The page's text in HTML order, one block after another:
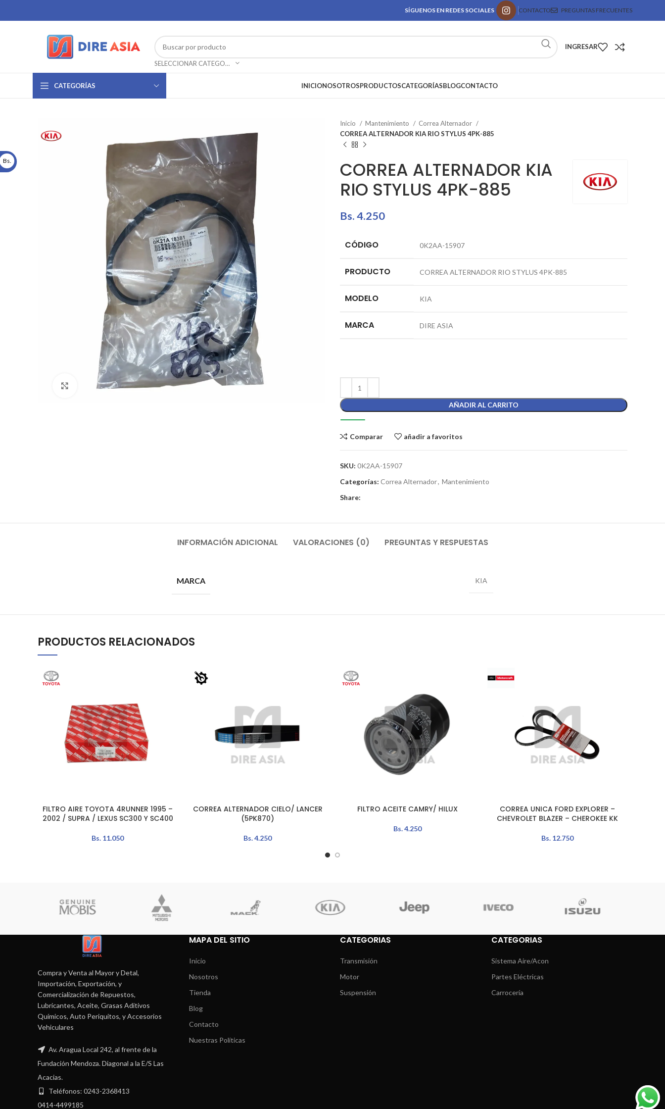
SÍGUENOS EN REDES SOCIALES CONTACTO PREGUNTAS FRECUENTES
SELECCIONAR CATEGORÍA
INGRESAR
CATEGORÍAS INICIONOSOTROSPRODUCTOSCATEGORÍASBLOGCONTACTO
Click to enlarge
Inicio Mantenimiento
Correa Alternador
CORREA ALTERNADOR KIA RIO STYLUS 4PK-885
CORREA ALTERNADOR KIA
RIO STYLUS 4PK-885
Bs.4.250
CÓDIGO 0K2AA-15907
PRODUCTO CORREA ALTERNADOR RIO STYLUS 4PK-885
MODELO KIA
MARCA DIRE ASIA
AÑADIR AL CARRITO
Comparar añadir a favoritos
SKU: 0K2AA-15907
Categorías: Correa Alternador, Mantenimiento
Share:
INFORMACIÓN ADICIONAL VALORACIONES (0) PREGUNTAS Y RESPUESTAS
MARCA KIA
PRODUCTOS RELACIONADOS
AÑADIR AL CARRITO
FILTRO AIRE TOYOTA 4RUNNER 1995 –
2002 / SUPRA / LEXUS SC300 Y SC400
Bs. 11.050
AÑADIR AL CARRITO
CORREA ALTERNADOR CIELO/ LANCER
(5PK870)
Bs.4.250
AÑADIR AL CARRITO
FILTRO ACEITE CAMRY/ HILUX
Bs.4.250
AÑADIR AL CARRITO
CORREA UNICA FORD EXPLORER –
CHEVROLET BLAZER – CHEROKEE KK
Bs. 12.750
Compra y Venta al Mayor y Detal,
Importación, Exportación, y
Comercialización de Repuestos,
Lubricantes, Aceite, Grasas Aditivos
Químicos, Auto Periquitos, y Accesorios
Vehiculares
Av. Aragua Local 242, al frente de la
Fundación Mendoza. Diagonal a la E/S Las
Acacias.
Teléfonos: 0243-2368413
0414-4499185
MAPA DEL SITIO
Inicio
Nosotros
Tienda
Blog
Contacto
Nuestras Políticas
CATEGORIAS
Transmisión
Motor
Suspensión
CATEGORIAS
Sistema Aire/Acon
Partes Eléctricas
Carrocería
Bs.